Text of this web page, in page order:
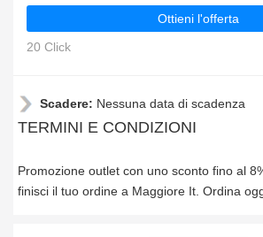
Ottieni l'offerta
20 Click
Scadere: Nessuna data di scadenza
TERMINI E CONDIZIONI
Promozione outlet con uno sconto fino al
finisci il tuo ordine a Maggiore It. Ordina